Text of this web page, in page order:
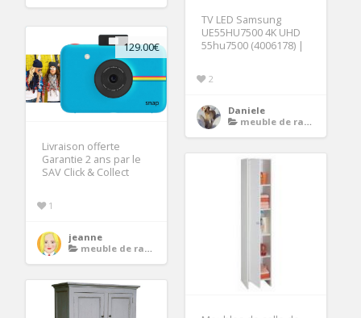
TV LED Samsung
UE55HU7500 4K UHD
55hu7500 (4006178) |
2
Daniele
meuble de rangement
129.00€
Livraison offerte
Garantie 2 ans par le
SAV Click & Collect
1
jeanne
meuble de rangement